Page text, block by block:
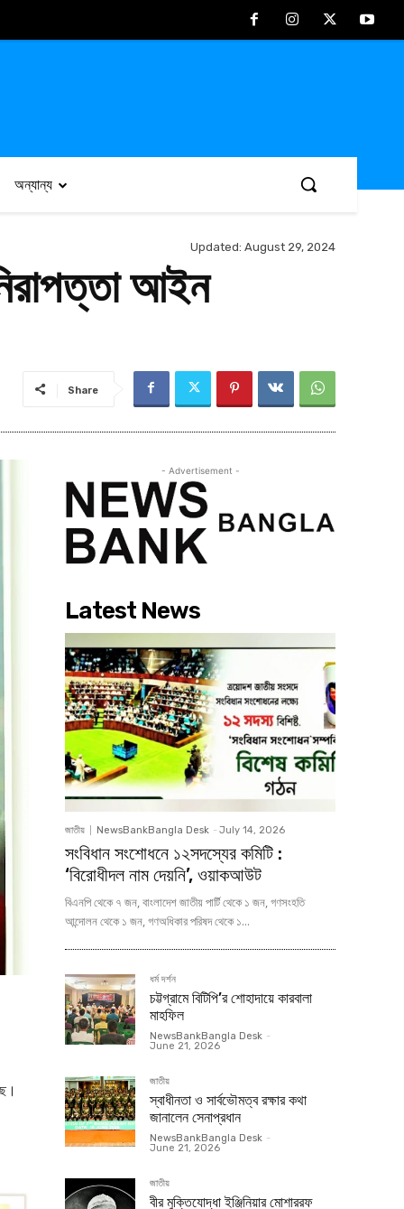
অন্যান্য
Updated: August 29, 2024
আইন
Share
- Advertisement -
Latest News
জাতীয় NewsBankBangla Desk - July 14, 2026
সংবিধান সংশোধনে ১২সদস্যের কমিটি :
‘বিরোধীদল নাম দেয়নি’, ওয়াকআউট
বিএনপি থেকে ৭ জন, বাংলাদেশ জাতীয় পার্টি থেকে ১ জন, গণসংহতি
আন্দোলন থেকে ১ জন, গণঅধিকার পরিষদ থেকে ১...
ধর্ম দর্শন
চট্টগ্রামে বিটিপি’র শোহাদায়ে কারবালা
মাহফিল
NewsBankBangla Desk -
June 21, 2026
জাতীয়
স্বাধীনতা ও সার্বভৌমত্ব রক্ষার কথা
জানালেন সেনাপ্রধান
NewsBankBangla Desk -
June 21, 2026
জাতীয়
বীর মুক্তিযোদ্ধা ইঞ্জিনিয়ার মোশাররফ